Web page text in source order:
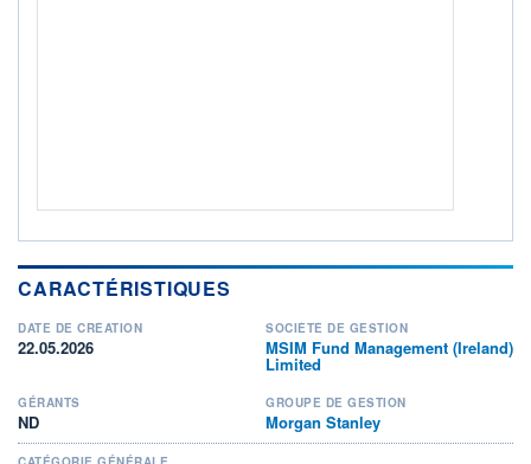
3/7
+ PORTEFEUILLE + LISTE
CARACTÉRISTIQUES
DATE DE CRÉATION
22.05.2026
SOCIÉTÉ DE GESTION
MSIM Fund Management (Ireland)
Limited
GÉRANTS
ND
GROUPE DE GESTION
Morgan Stanley